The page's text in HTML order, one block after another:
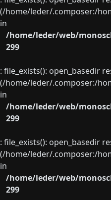
(/home/leder/.composer:/
in
/home/leder/web/
299
: file_exists(): open_basedir
(/home/leder/.composer:/
in
/home/leder/web/
299
: file_exists(): open_basedir
(/home/leder/.composer:/
in
/home/leder/web/
299